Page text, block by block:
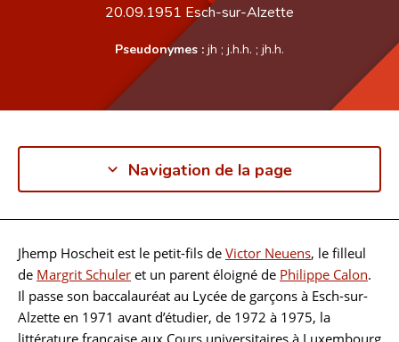
20.09.1951 Esch-sur-Alzette
Pseudonymes : jh ; j.h.h. ; jh.h.
Navigation de la page
Biographie
Jhemp Hoscheit est le petit-fils de Victor Neuens, le filleul
de Margrit Schuler et un parent éloigné de Philippe Calon.
Il passe son baccalauréat au Lycée de garçons à Esch-sur-
Alzette en 1971 avant d’étudier, de 1972 à 1975, la
littérature française aux Cours universitaires à Luxembourg